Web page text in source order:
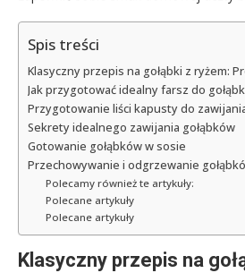
Spis treści
Klasyczny przepis na gołąbki z ryżem:
Jak przygotować idealny farsz do
Przygotowanie liści kapusty do
Sekrety idealnego zawijania gołąbków
Gotowanie gołąbków w sosie
Przechowywanie i odgrzewanie
Polecamy również te artykuły:
Polecane artykuły
Polecane artykuły
Klasyczny przepis na